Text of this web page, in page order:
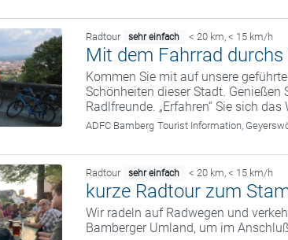
Radtour sehr einfach < 20 km, < 15 km/h
Mit dem Fahrrad
Kommen Sie mit auf unsere
Schönheiten dieser Stadt.
Radlfreunde. „Erfahren“ Sie sich das
ADFC Bamberg Tourist Information,
Radtour sehr einfach < 20 km, < 15 km/h
kurze Radtour zum
Wir radeln auf Radwegen und
Bamberger Umland, um im